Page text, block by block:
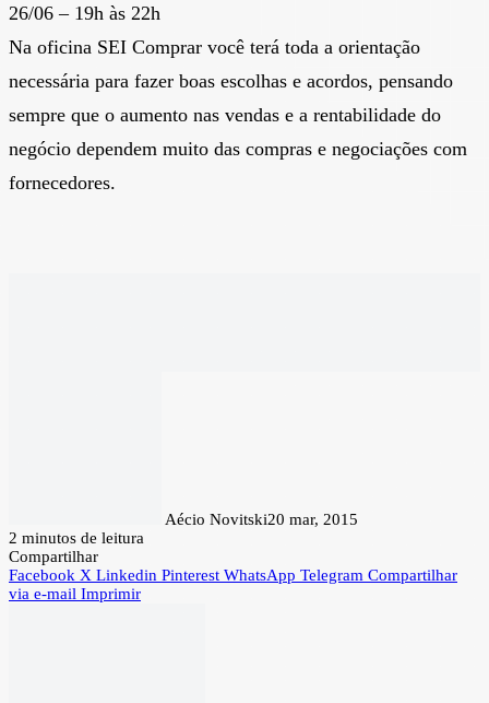
26/06 – 19h às 22h
Na oficina SEI Comprar você terá toda a orientação
necessária para fazer boas escolhas e acordos, pensando
sempre que o aumento nas vendas e a rentabilidade do
negócio dependem muito das compras e negociações com
fornecedores.
Aécio Novitski20 mar, 2015
2 minutos de leitura
Compartilhar
Facebook X Linkedin Pinterest WhatsApp Telegram Compartilhar
via e-mail Imprimir